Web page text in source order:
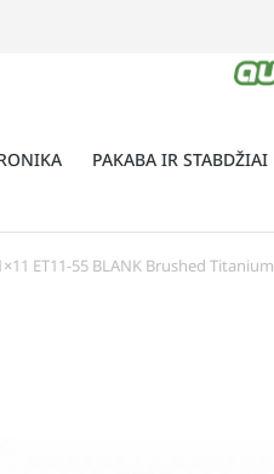
PAKABA IR STABDŽIAI
ET11-55 BLANK Brushed Titanium